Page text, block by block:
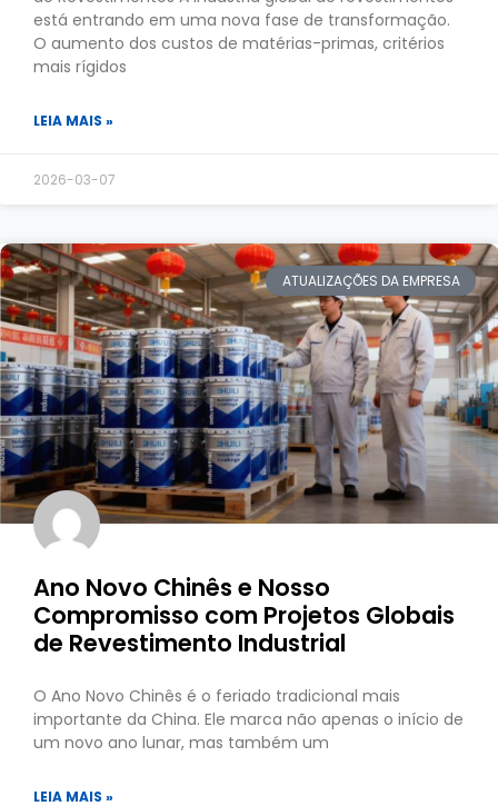
está entrando em uma nova fase de transformação.
O aumento dos custos de matérias-primas, critérios
mais rígidos
LEIA MAIS »
2026-03-07
ATUALIZAÇÕES DA EMPRESA
Ano Novo Chinês e Nosso
Compromisso com Projetos Globais
de Revestimento Industrial
O Ano Novo Chinês é o feriado tradicional mais
importante da China. Ele marca não apenas o início de
um novo ano lunar, mas também um
LEIA MAIS »